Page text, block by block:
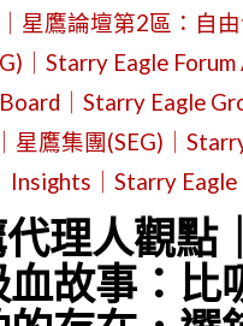
星鷹論壇第2區：自
｜Starry Eagle
｜Starry Eagle
星鷹集團(SEG)｜
Insights｜Starry Eagle
理人觀點
血故事：比